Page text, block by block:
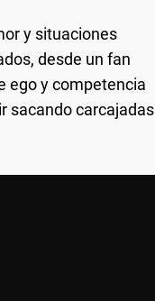
y situaciones
desde un fan
ego y competencia
sacando carcajadas